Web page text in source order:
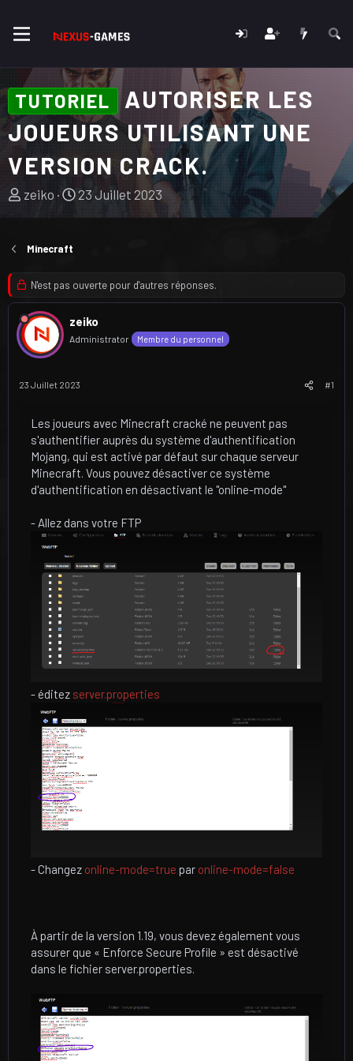
TUTORIEL
AUTORISER LES
JOUEURS UTILISANT UNE
VERSION CRACK.
A
e
r
d
u
s
u
e
zeiko
D
e
d
é
b
23 Juillet 2023
Minecraft
N'est pas ouverte pour d'autres réponses.
zeiko
Administrator Membre du personnel
23 Juillet 2023 #1
Les joueurs avec Minecraft cracké ne peuvent pas
s'authentifier auprès du système d'authentification
Mojang, qui est activé par défaut sur chaque serveur
Minecraft. Vous pouvez désactiver ce système
d'authentification en désactivant le "online-mode"
- Allez dans votre FTP
- éditez server.properties
- Changez online-mode=true par online-mode=false
À partir de la version 1.19, vous devez également vous
assurer que « Enforce Secure Profile » est désactivé
dans le fichier server.properties.